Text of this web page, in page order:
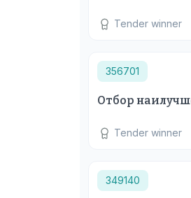
Tender winner
356701
Отбор
Tender winner
349140